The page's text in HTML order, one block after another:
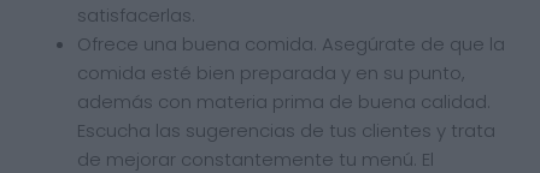
satisfacerlas.
Ofrece una buena comida. Asegúrate de que la
comida esté bien preparada y en su punto,
además con materia prima de buena calidad.
Escucha las sugerencias de tus clientes y trata
de mejorar constantemente tu menú. El